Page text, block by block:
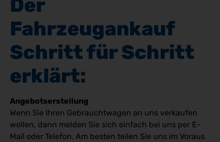
Der
Fahrzeugankauf
Schritt für Schritt
erklärt:
Angebotserstellung
Wenn Sie Ihren Gebrauchtwagen an uns verkaufen
wollen, dann melden Sie sich einfach bei uns per E-
Mail oder Telefon. Am besten teilen Sie uns im Voraus